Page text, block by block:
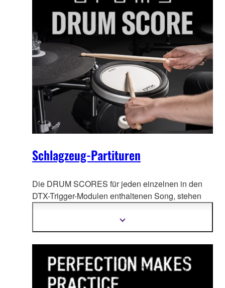
Schlagzeug-Partituren
Die DRUM SCORES für jeden einzelnen in den
DTX-Trigger-Modulen enthaltenen Song, stehen
bilden eine wertvolle zusätzliche Lernhilfe für
Schlagzeuger und Lehrer.
Mehr